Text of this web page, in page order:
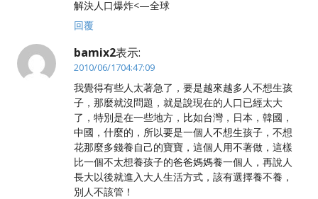
解決人口爆炸<—全球
回覆
bamix2表示:
2010/06/1704:47:09
我覺得有些人太著急了，要是越來越多人不想生孩
子，那麼就沒問題，就是說現在的人口已經太大
了，特別是在一些地方，比如台灣，日本，韓國，
中國，什麼的，所以要是一個人不想生孩子，不想
花那麼多錢養自己的寶寶，這個人用不著做，這樣
比一個不太想養孩子的爸爸媽媽養一個人，再說人
長大以後就進入大人生活方式，該有選擇養不養，
別人不該管！